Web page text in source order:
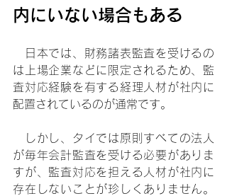
内にいない場合もある
日本では、財務諸表監査を受けるの
は上場企業などに限定されるため、監
査対応経験を有する経理人材が社内に
配置されているのが通常です。
しかし、タイでは原則すべての法人
が毎年会計監査を受ける必要がありま
すが、監査対応を担える人材が社内に
存在しないことが珍しくありません。